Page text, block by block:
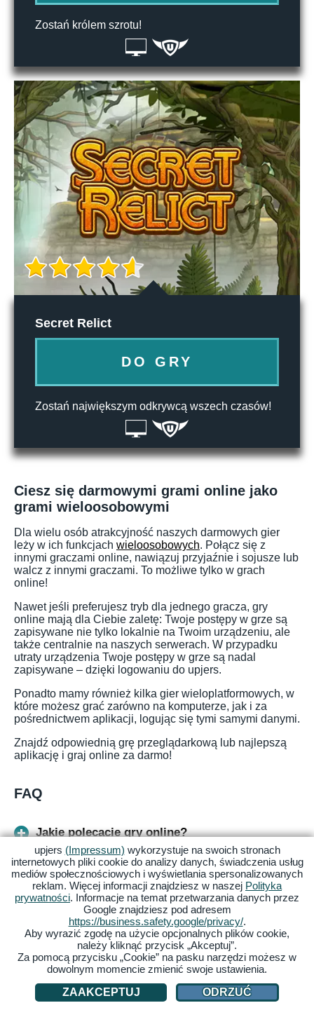
Zostań królem szrotu!
Secret Relict
DO GRY
Zostań największym odkrywcą wszech czasów!
Ciesz się darmowymi grami online jako
grami wieloosobowymi
Dla wielu osób atrakcyjność naszych darmowych gier
leży w ich funkcjach wieloosobowych. Połącz się z
innymi graczami online, nawiązuj przyjaźnie i sojusze lub
walcz z innymi graczami. To możliwe tylko w grach
online!
Nawet jeśli preferujesz tryb dla jednego gracza, gry
online mają dla Ciebie zaletę: Twoje postępy w grze są
zapisywane nie tylko lokalnie na Twoim urządzeniu, ale
także centralnie na naszych serwerach. W przypadku
utraty urządzenia Twoje postępy w grze są nadal
zapisywane – dzięki logowaniu do upjers.
Ponadto mamy również kilka gier wieloplatformowych, w
które możesz grać zarówno na komputerze, jak i za
pośrednictwem aplikacji, logując się tymi samymi danymi.
Znajdź odpowiednią grę przeglądarkową lub najlepszą
aplikację i graj online za darmo!
FAQ
Jakie polecacie gry online?
Jakie są fajne gry bezpłatne?
W jakie gry można grać razem online?
Z jakich stron pobierać gry za darmo?
Jakie fajne gry za darmo na PC?
upjers (Impressum) wykorzystuje na swoich stronach
internetowych pliki cookie do analizy danych, świadczenia usług
mediów społecznościowych i wyświetlania spersonalizowanych
reklam. Więcej informacji znajdziesz w naszej Polityka
prywatności. Informacje na temat przetwarzania danych przez
Google znajdziesz pod adresem
https://business.safety.google/privacy/.
Aby wyrazić zgodę na użycie opcjonalnych plików cookie,
należy kliknąć przycisk „Akceptuj”.
Za pomocą przycisku „Cookie” na pasku narzędzi możesz w
dowolnym momencie zmienić swoje ustawienia.
ZAAKCEPTUJ
ODRZUĆ